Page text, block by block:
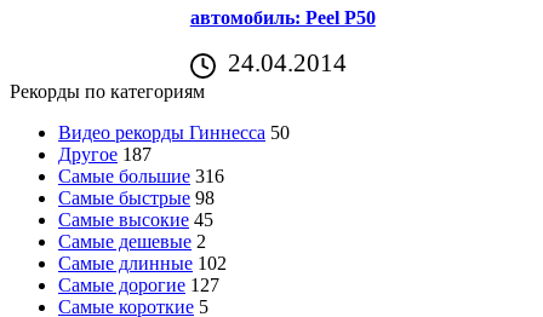
автомобиль: Peel P50
24.04.2014
Рекорды по категориям
Видео рекорды Гиннесса 50
Другое 187
Самые большие 316
Самые быстрые 98
Самые высокие 45
Самые дешевые 2
Самые длинные 102
Самые дорогие 127
Самые короткие 5